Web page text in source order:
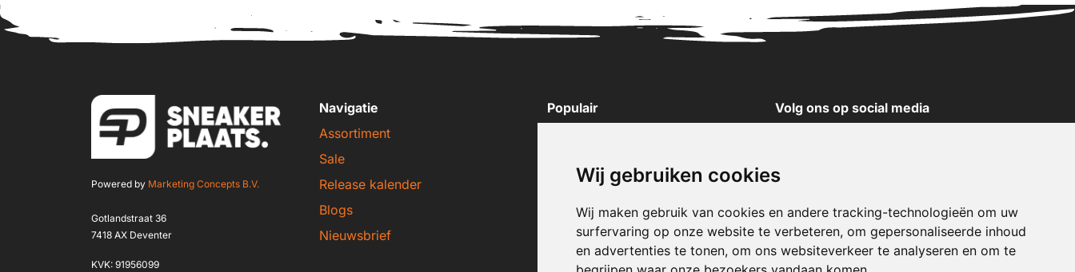
Wij gebruiken cookies
Wij maken gebruik van cookies en andere tracking-technologieën om uw
surfervaring op onze website te verbeteren, om gepersonaliseerde inhoud
en advertenties te tonen, om ons websiteverkeer te analyseren en om te
Powered by Marketing Concepts B.V.
Gotlandstraat 36
7418 AX Deventer
KVK: 91956099
Navigatie
Assortiment
Sale
Release kalender
Blogs
Nieuwsbrief
Populair
New Balance sneakers
Puma sneakers
Converse sneakers
Volg ons op social media
X
Pinterest